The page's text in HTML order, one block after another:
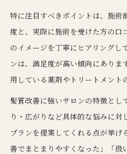
特に注目すべきポイントは、施術
度と、実際に施術を受けた方の口
のイメージを丁寧にヒアリングし
ンは、満足度が高い傾向にありま
用している薬剤やトリートメント
髪質改善に強いサロンの特徴とし
り・広がりなど具体的な悩みに対
プランを提案してくれる点が挙げ
善でまとまりやすくなった」「扱